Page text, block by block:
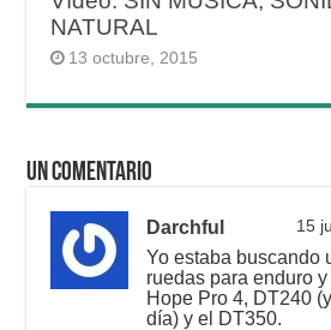
NATURAL
13 octubre, 2015
Un comentario
Darchful 15
Yo estaba buscando
ruedas para enduro y
Hope Pro 4, DT240
día) y el DT350.